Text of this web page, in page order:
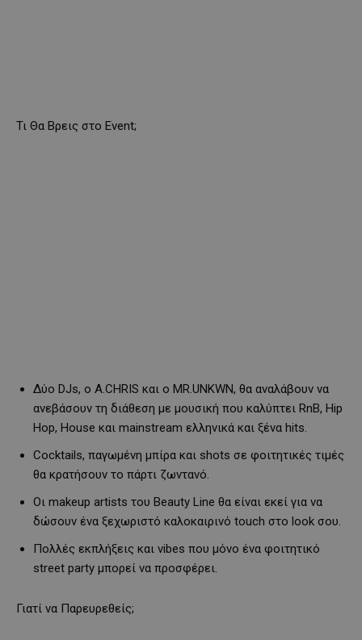
Τι Θα Βρεις στο Event;
Δύο DJs, ο A.CHRIS και ο MR.UNKWN, θα αναλάβουν να
ανεβάσουν τη διάθεση με μουσική που καλύπτει RnB, Hip
Hop, House και mainstream ελληνικά και ξένα hits.
Cocktails, παγωμένη μπίρα και shots σε φοιτητικές τιμές
θα κρατήσουν το πάρτι ζωντανό.
Οι makeup artists του Beauty Line θα είναι εκεί για να
δώσουν ένα ξεχωριστό καλοκαιρινό touch στο look σου.
Πολλές εκπλήξεις και vibes που μόνο ένα φοιτητικό
street party μπορεί να προσφέρει.
Γιατί να Παρευρεθείς;